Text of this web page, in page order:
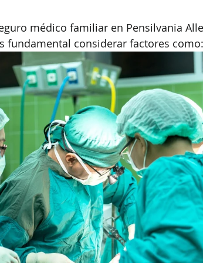
médico familiar en Pensilvania
fundamental considerar factores como: